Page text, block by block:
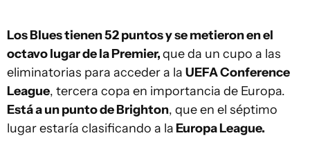
Los Blues tienen 52 puntos y se metieron en el
octavo lugar de la Premier,que da un cupo a las
eliminatorias para acceder a la UEFA Conference
League, tercera copa en importancia de Europa.
Está a un punto de Brighton, que en el séptimo
lugar estaría clasificando a la Europa League.